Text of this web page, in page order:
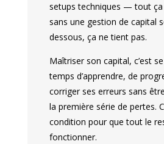
setups techniques — tout
sans une gestion de capital
dessous, ça ne tient pas.
Maîtriser son capital, c’est
temps d’apprendre, de
corriger ses erreurs sans
la première série de pertes.
condition pour que tout le
fonctionner.